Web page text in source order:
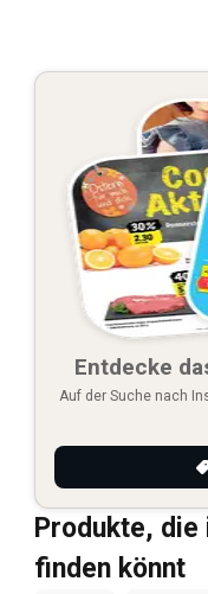
Entdecke
Auf der Suche nach
Produkte,
finden könnt